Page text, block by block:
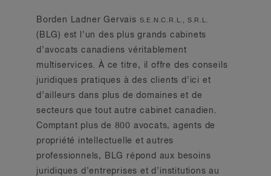
Borden Ladner Gervais S.E.N.C.R.L., S.R.L.
(BLG) est l’un des plus grands cabinets
d’avocats canadiens véritablement
multiservices. À ce titre, il offre des conseils
juridiques pratiques à des clients d’ici et
d’ailleurs dans plus de domaines et de
secteurs que tout autre cabinet canadien.
Comptant plus de 800 avocats, agents de
propriété intellectuelle et autres
professionnels, BLG répond aux besoins
juridiques d’entreprises et d’institutions au